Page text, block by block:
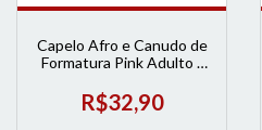
Capelo Afro e Canudo de
Formatura Pink Adulto |
R$32,90